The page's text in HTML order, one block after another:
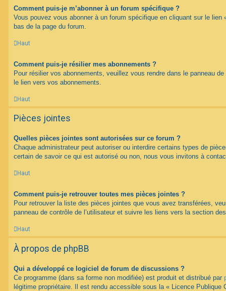
Comment puis-je m’abonner à un forum spécifique ?
Vous pouvez vous abonner à un forum spécifique en cliquant sur le lien
bas de la page du forum.
Haut
Comment puis-je résilier mes abonnements ?
Pour résilier vos abonnements, veuillez vous rendre dans le panneau
le lien vers vos abonnements.
Haut
Pièces jointes
Quelles pièces jointes sont autorisées sur ce forum ?
Chaque administrateur peut autoriser ou interdire certains types de
certain de savoir ce qui est autorisé ou non, nous vous invitons à
Haut
Comment puis-je retrouver toutes mes pièces jointes ?
Pour retrouver la liste des pièces jointes que vous avez transférées,
panneau de contrôle de l’utilisateur et suivre les liens vers la section
Haut
À propos de phpBB
Qui a développé ce logiciel de forum de discussions ?
Ce programme (dans sa forme non modifiée) est produit et distribué par
légitime propriétaire. Il est rendu accessible sous la « Licence Publique